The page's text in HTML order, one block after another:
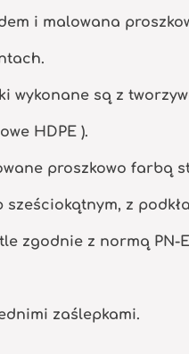
i malowana
wykonane są z
HDPE ).
proszkowo farbą
sześciokątnym, z
z normą PN-EN
zaślepkami.